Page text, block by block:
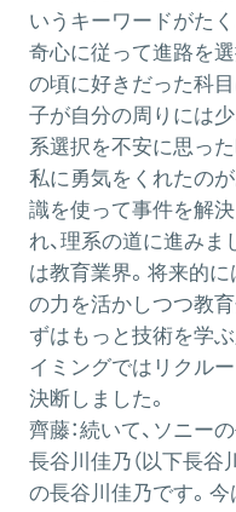
いうキーワードがた
奇心に従って進路を
の頃に好きだった科
子が自分の周りには
系選択を不安に思っ
私に勇気をくれたの
識を使って事件を解
れ、理系の道に進みま
は教育業界。将来的
の力を活かしつつ教
ずはもっと技術を学
イミングではリクル
決断しました。
齊藤：続いて、ソニー
長谷川佳乃（以下長谷川
の長谷川佳乃です。